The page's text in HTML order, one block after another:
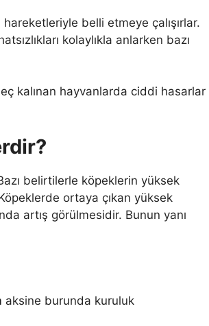
belli etmeye çalışırlar.
kolaylıkla anlarken bazı
kalınan hayvanlarda ciddi hasarlar
belirtilerle köpeklerin yüksek
ortaya çıkan yüksek
artış görülmesidir. Bunun yanı
aksine burunda kuruluk